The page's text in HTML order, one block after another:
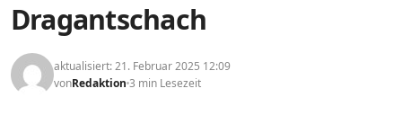
Dragantschach
aktualisiert: 21. Februar 2025 12:09
vonRedaktion 3 min Lesezeit